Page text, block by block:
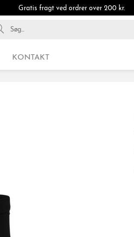
Gratis fragt ved ordrer over 200 kr.
KONTAKT